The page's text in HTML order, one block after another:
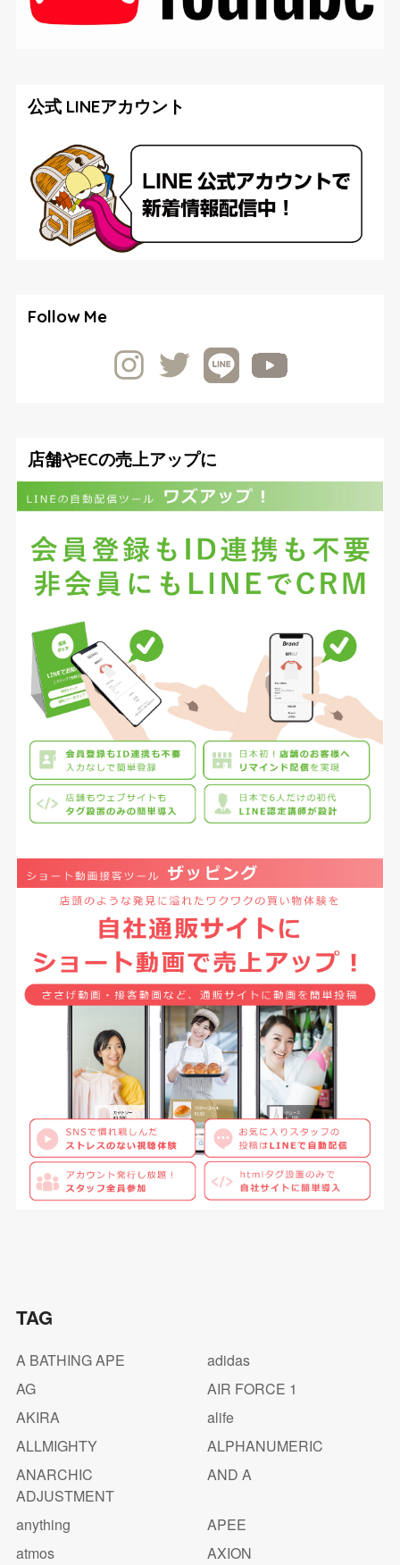
公式 LINEアカウント
Follow Me
店舗やECの売上アップに
TAG
A BATHING APE
adidas
AG
AIR FORCE 1
AKIRA
alife
ALLMIGHTY
ALPHANUMERIC
ANARCHIC
ADJUSTMENT
AND A
anything
APEE
atmos
AXION